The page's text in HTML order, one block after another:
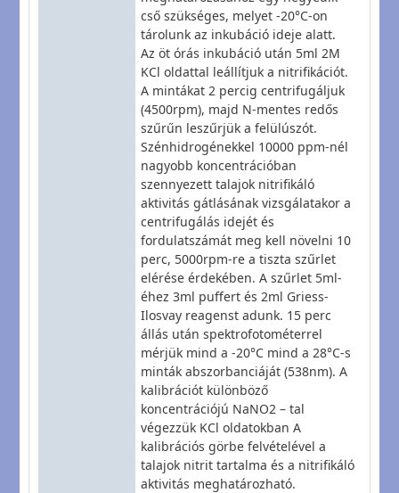
cső szükséges, melyet -20°C-on
tárolunk az inkubáció ideje alatt.
Az öt órás inkubáció után 5ml 2M
KCl oldattal leállítjuk a nitrifikációt.
A mintákat 2 percig centrifugáljuk
(4500rpm), majd N-mentes redős
szűrűn leszűrjük a felülúszót.
Szénhidrogénekkel 10000 ppm-nél
nagyobb koncentrációban
szennyezett talajok nitrifikáló
aktivitás gátlásának vizsgálatakor a
centrifugálás idejét és
fordulatszámát meg kell növelni 10
perc, 5000rpm-re a tiszta szűrlet
elérése érdekében. A szűrlet 5ml-
éhez 3ml puffert és 2ml Griess-
Ilosvay reagenst adunk. 15 perc
állás után spektrofotométerrel
mérjük mind a -20°C mind a 28°C-s
minták abszorbanciáját (538nm). A
kalibrációt különböző
koncentrációjú NaNO2 – tal
végezzük KCl oldatokban A
kalibrációs görbe felvételével a
talajok nitrit tartalma és a nitrifikáló
aktivitás meghatározható.